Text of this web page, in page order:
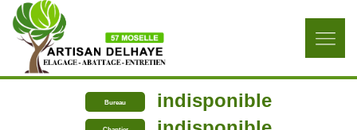
Bureau indisponible